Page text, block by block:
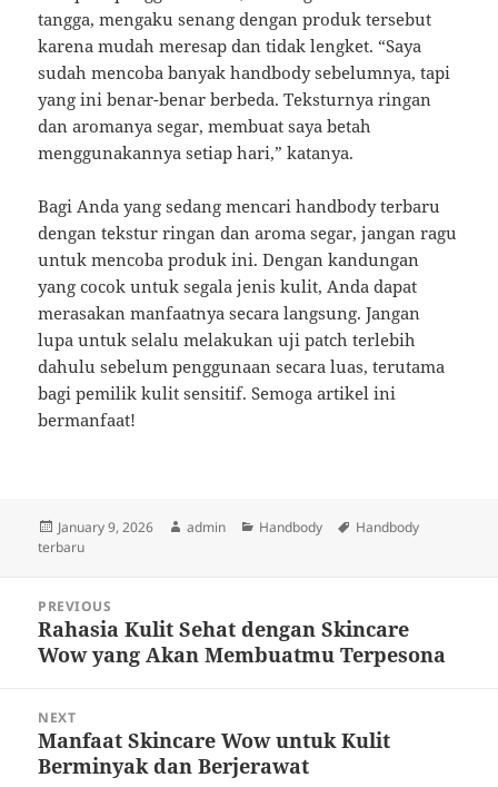
tangga, mengaku senang dengan produk tersebut
karena mudah meresap dan tidak lengket. “Saya
sudah mencoba banyak handbody sebelumnya, tapi
yang ini benar-benar berbeda. Teksturnya ringan
dan aromanya segar, membuat saya betah
menggunakannya setiap hari,” katanya.
Bagi Anda yang sedang mencari handbody terbaru
dengan tekstur ringan dan aroma segar, jangan ragu
untuk mencoba produk ini. Dengan kandungan
yang cocok untuk segala jenis kulit, Anda dapat
merasakan manfaatnya secara langsung. Jangan
lupa untuk selalu melakukan uji patch terlebih
dahulu sebelum penggunaan secara luas, terutama
bagi pemilik kulit sensitif. Semoga artikel ini
bermanfaat!
Posted
on
January 9, 2026 Author
admin Categories
Handbody Tags
Handbody
terbaru
navigation
PREVIOUS
Previous
post:
Rahasia Kulit Sehat dengan Skincare
Wow yang Akan Membuatmu Terpesona
NEXT
Next
post:
Manfaat Skincare Wow untuk Kulit
Berminyak dan Berjerawat